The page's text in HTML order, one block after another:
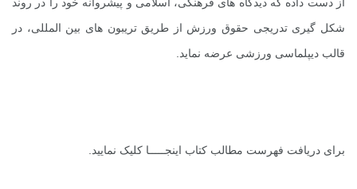
شکل گیری تدریجی حقوق ورزش از طریق تریبون های بین المللی، در
قالب دیپلماسی ورزشی عرضه نماید.
برای دریافت فهرست مطالب کتاب اینجـــــا کلیک نمایید.